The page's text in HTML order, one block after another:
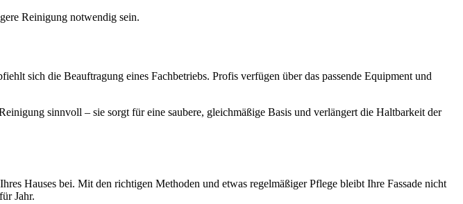
Reinigung notwendig sein.
sich die Beauftragung eines Fachbetriebs. Profis verfügen über das passende Equipment und
sinnvoll – sie sorgt für eine saubere, gleichmäßige Basis und verlängert die Haltbarkeit der
Hauses bei. Mit den richtigen Methoden und etwas regelmäßiger Pflege bleibt Ihre Fassade nicht
Jahr.